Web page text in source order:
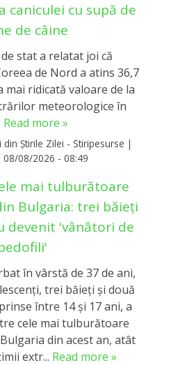
caniculei cu supă de
de câine
stat a relatat joi că
de Nord a atins 36,7
mai ridicată valoare de la
meteorologice în
Read more »
din Știrile Zilei - Stiripesurse |
08/08/2026 - 08:49
mai tulburătoare
Bulgaria: trei băieți
devenit 'vânători de
în vârstă de 37 de ani,
trei băieţi şi două
între 14 şi 17 ani, a
cele mai tulburătoare
din acest an, atât
extr... Read more »